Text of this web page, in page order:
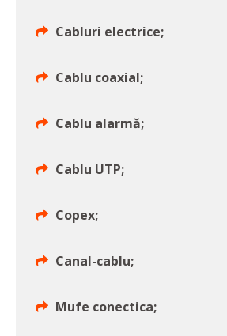
Cabluri electrice;
Cablu coaxial;
Cablu alarmă;
Cablu UTP;
Copex;
Canal-cablu;
Mufe conectica;